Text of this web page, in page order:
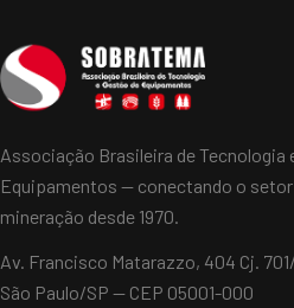
Associação Brasileira de Tecnologia
Equipamentos — conectando o
mineração desde 1970.
Av. Francisco Matarazzo, 404 Cj.
São Paulo/SP — CEP 05001-000